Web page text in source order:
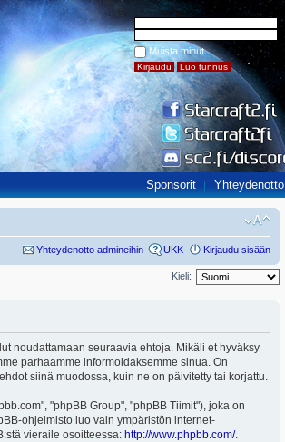
Muista minut
Sponsorit Yhteydenotto
Yhteydenotto admineihin UKK Kirjaudu sisään
Kieli:
noudattamaan seuraavia ehtoja. Mikäli et hyväksy
parhaamme informoidaksemme sinua. On
siinä muodossa, kuin ne on päivitetty tai korjattu.
"phpBB Group", "phpBB Tiimit"), joka on
ohjelmisto luo vain ympäristön internet-
vieraile osoitteessa: http://www.phpbb.com/.